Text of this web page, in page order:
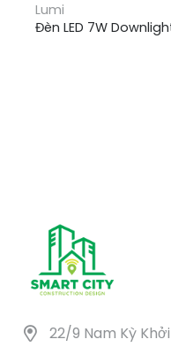
Lumi
Đèn LED 7W
22/9 Nam Kỳ